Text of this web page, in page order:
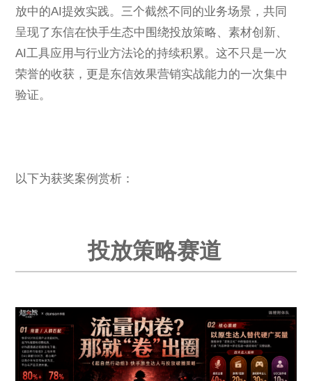
放中的AI提效实践。三个截然不同的业务场景，共同
呈现了东信在快手生态中围绕投放策略、素材创新、
AI工具应用与行业方法论的持续积累。这不只是一次
荣誉的收获，更是东信效果营销实战能力的一次集中
验证。
以下为获奖案例赏析：
投放策略赛道